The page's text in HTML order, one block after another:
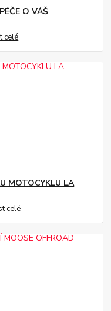
O VÁŠ
celé
MOTOCYKLU LA
celé